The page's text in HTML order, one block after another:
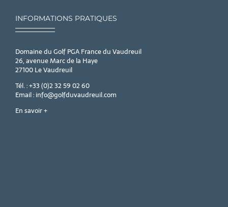
INFORMATIONS PRATIQUES
Domaine du Golf PGA France du Vaudreuil
26, avenue Marc de la Haye
27100 Le Vaudreuil
Tél. : +33 (0)2 32 59 02 60
Email : info@golfduvaudreuil.com
En savoir +